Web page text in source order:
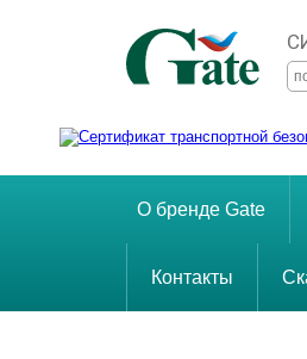
О бренде Gate
Контакты